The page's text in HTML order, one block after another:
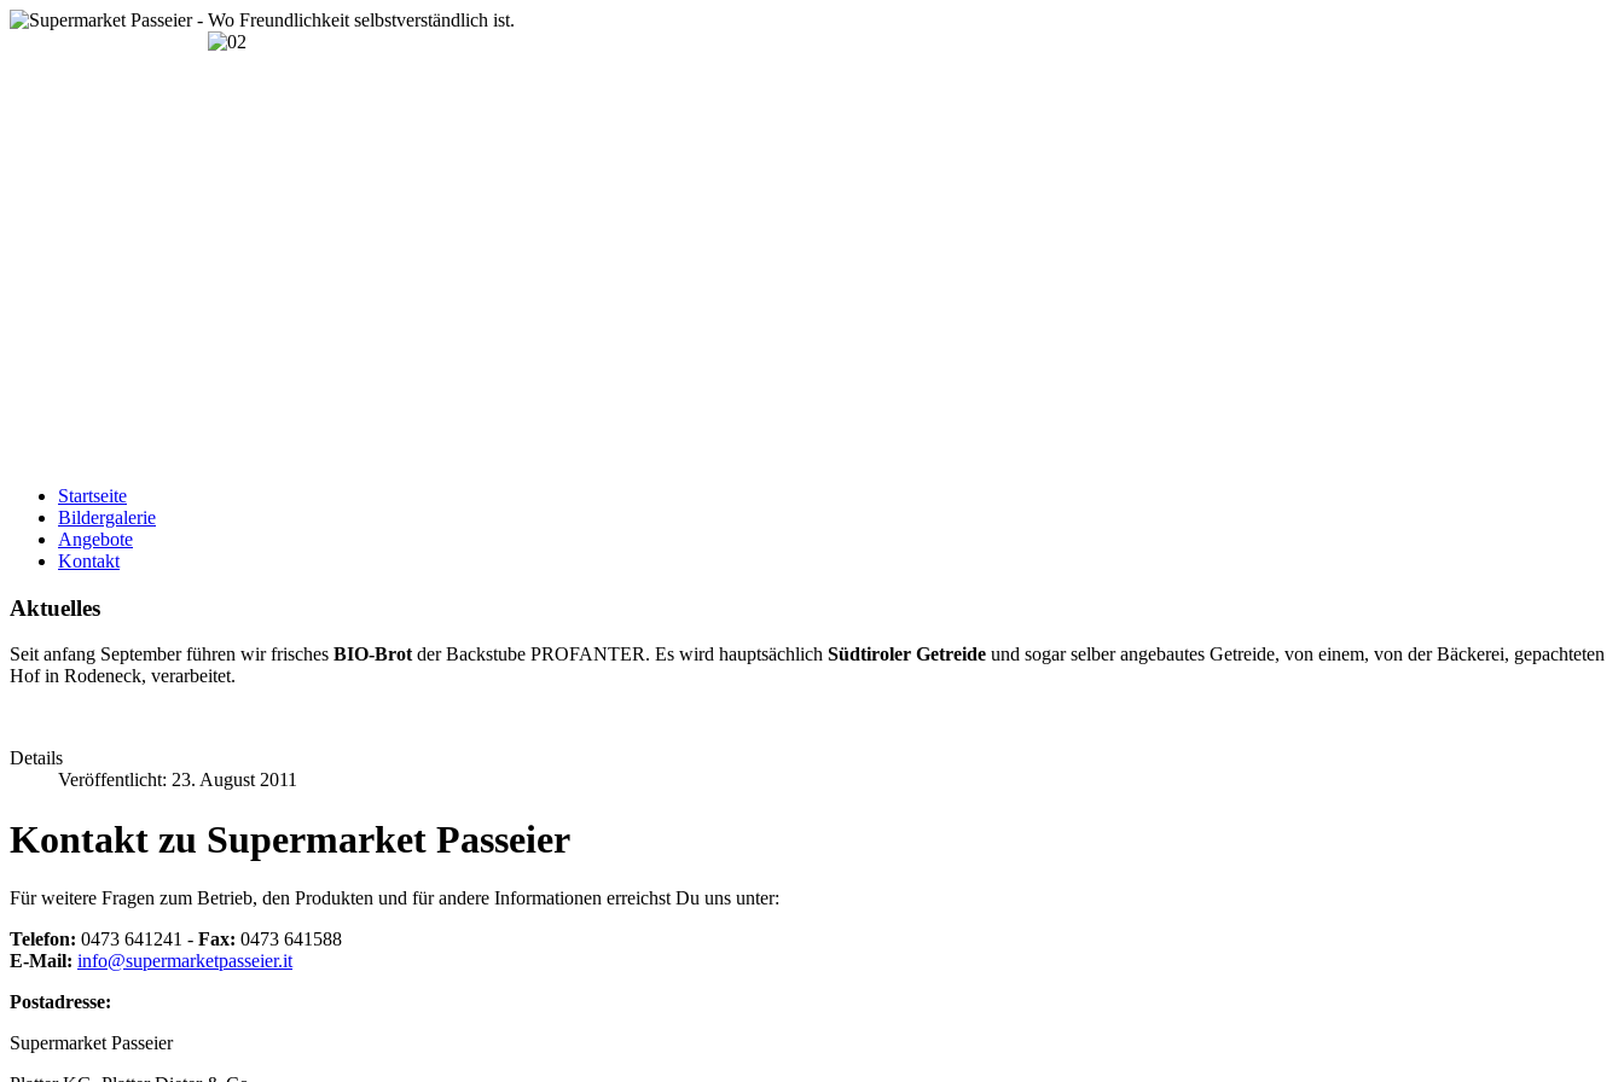
Startseite
Bildergalerie
Angebote
Kontakt
Aktuelles
Seit anfang September führen wir frisches BIO-Brotder Backstube PROFANTER. Es wird hauptsächlich Südtiroler Getreide und sogar selber angebautes Getreide, von einem, von der Bäckerei, gepachteten
Hof in Rodeneck, verarbeitet.
Details
Veröffentlicht: 23. August 2011
Kontakt zu Supermarket Passeier
Für weitere Fragen zum Betrieb, den Produkten und für andere Informationen erreichst Du uns unter:
Telefon: 0473 641241 - Fax: 0473 641588
E-Mail: info@supermarketpasseier.it
Postadresse:
Supermarket Passeier